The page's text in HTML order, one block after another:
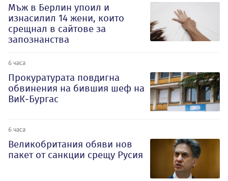
Мъж в Берлин упоил и
изнасилил 14 жени, които
срещнал в сайтове за
запознанства
6 часа
Прокуратурата повдигна
обвинения на бившия шеф на
ВиК-Бургас
6 часа
Великобритания обяви нов
пакет от санкции срещу Русия